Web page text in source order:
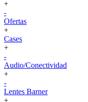
+
-
Ofertas
+
Cases
+
-
Audio/Conectividad
+
-
Lentes Barner
+